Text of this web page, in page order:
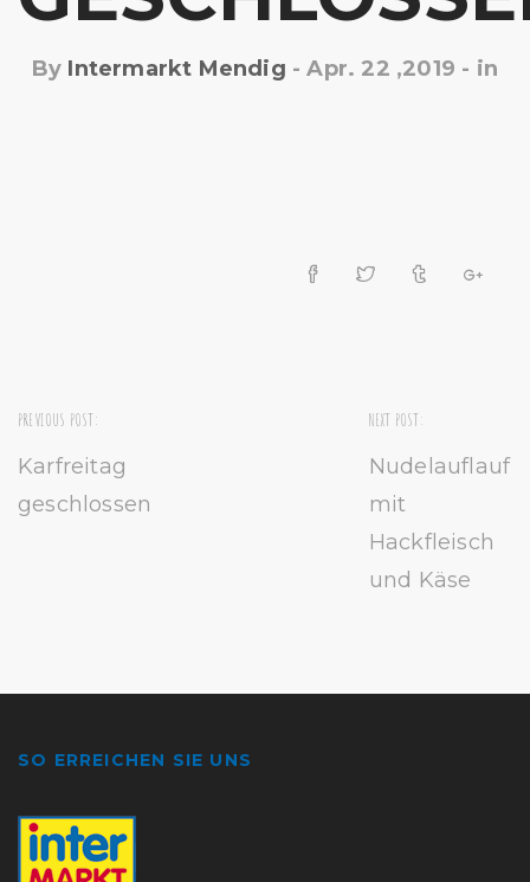
By Intermarkt Mendig -Apr. 22 ,2019 - in
PREVIOUS POST:
Karfreitag
geschlossen
NEXT POST:
Nudelauflauf
mit
Hackfleisch
und Käse
SO ERREICHEN SIE UNS